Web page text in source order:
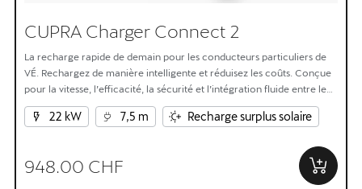
CUPRA Charger Connect 2
La recharge rapide de demain pour les conducteurs particuliers de
VÉ. Rechargez de manière intelligente et réduisez les coûts. Conçue
pour la vitesse, l’efficacité, la sécurité et l’intégration fluide entre le
domicile et le VÉ.
22 kW 7,5 m Recharge surplus solaire
948.00 CHF